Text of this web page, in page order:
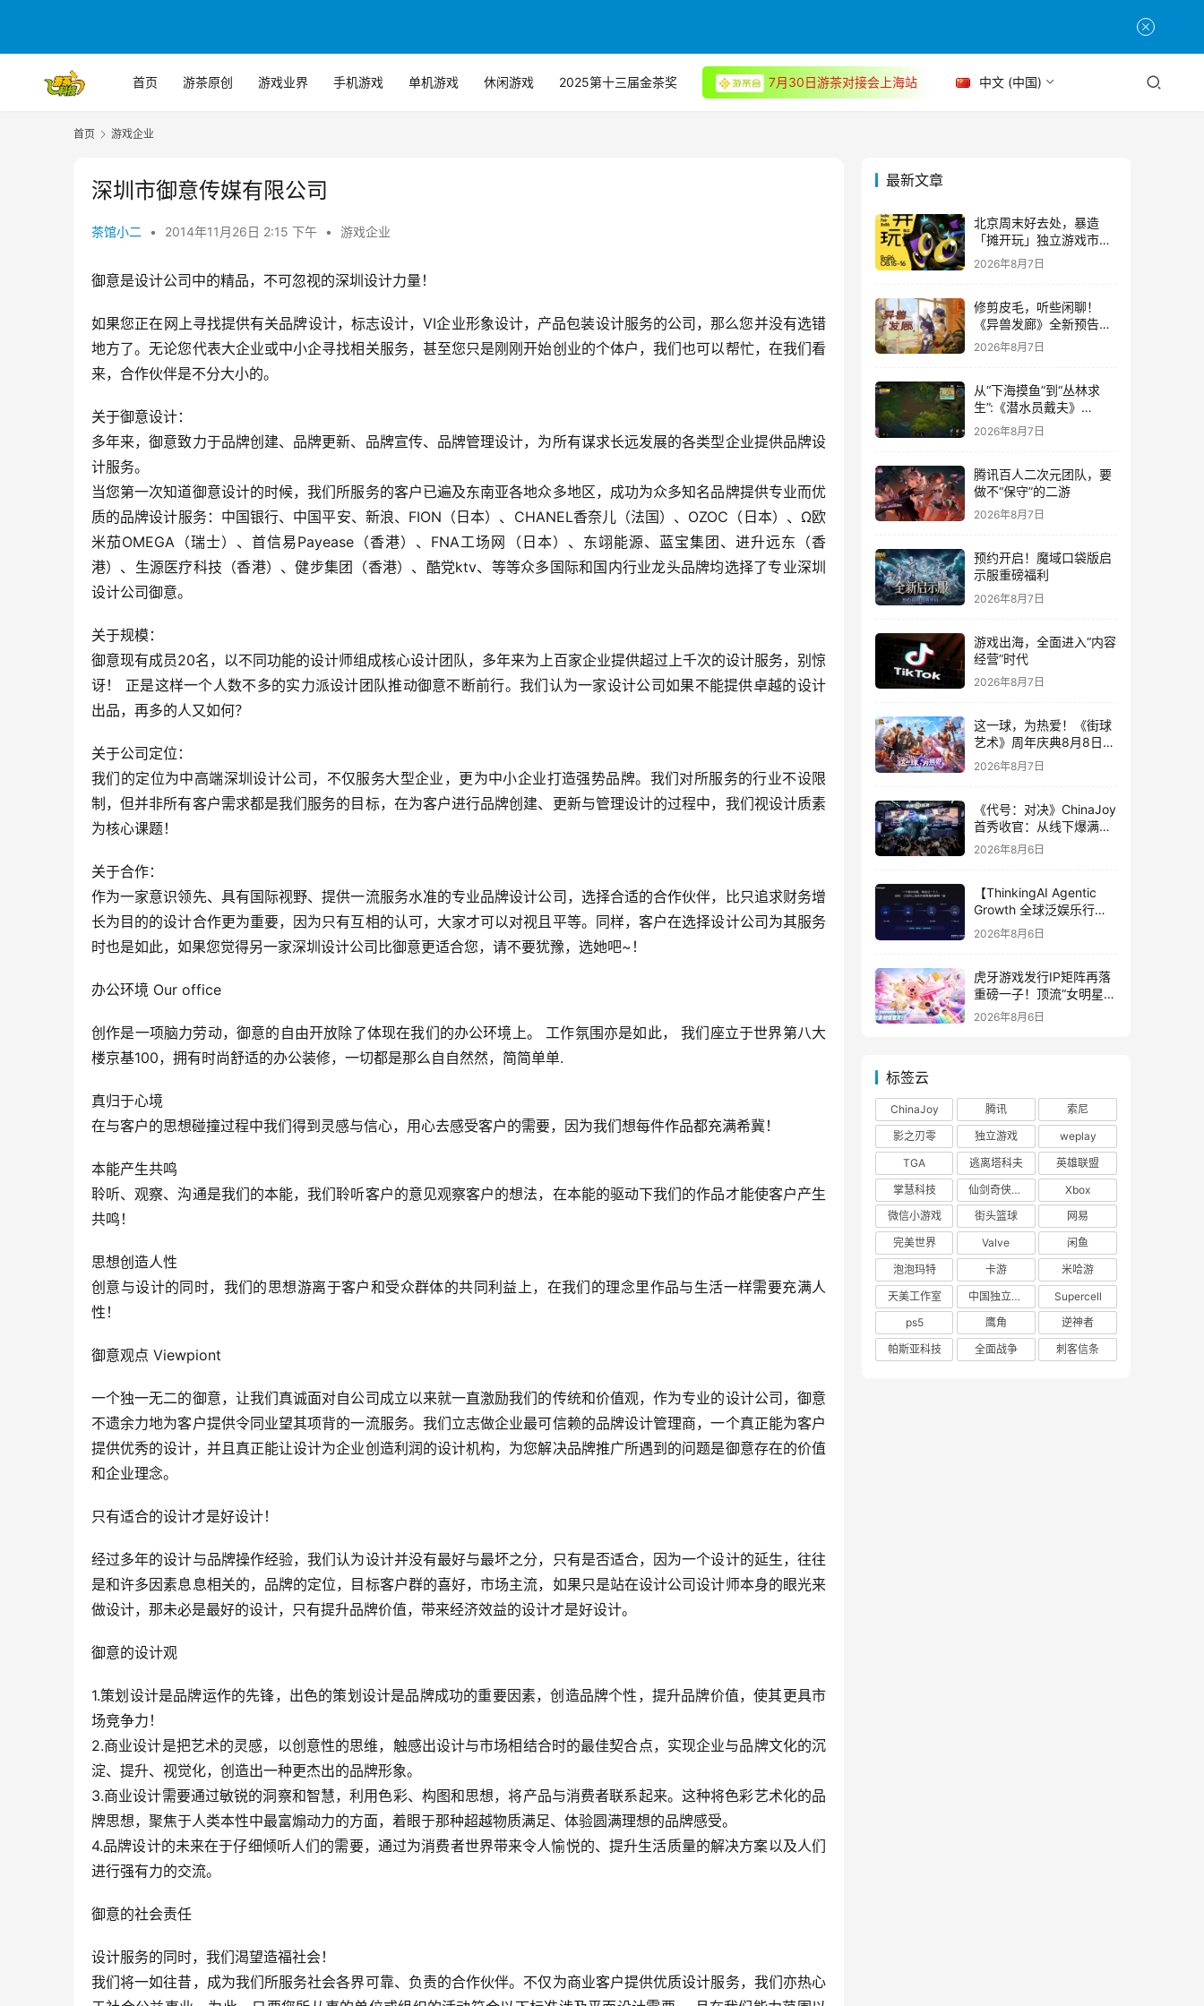
首页 游茶原创 游戏业界 手机游戏 单机游戏 休闲游戏 2025第十三届金茶奖 7月30日游茶对接会上海站 中文 (中国)
首页 游戏企业
深圳市御意传媒有限公司
茶馆小二 • 2014年11月26日 2:15 下午 • 游戏企业
御意是设计公司中的精品，不可忽视的深圳设计力量！
如果您正在网上寻找提供有关品牌设计，标志设计，VI企业形象设计，产品包装设计服务的公司，那么您并没有选错
地方了。无论您代表大企业或中小企寻找相关服务，甚至您只是刚刚开始创业的个体户，我们也可以帮忙，在我们看
来，合作伙伴是不分大小的。
关于御意设计：
多年来，御意致力于品牌创建、品牌更新、品牌宣传、品牌管理设计，为所有谋求长远发展的各类型企业提供品牌设
计服务。
当您第一次知道御意设计的时候，我们所服务的客户已遍及东南亚各地众多地区，成功为众多知名品牌提供专业而优
质的品牌设计服务：中国银行、中国平安、新浪、FION（日本）、CHANEL香奈儿（法国）、OZOC（日本）、Ω欧
米茄OMEGA（瑞士）、首信易Payease（香港）、FNA工场网（日本）、东翊能源、蓝宝集团、进升远东（香
港）、生源医疗科技（香港）、健步集团（香港）、酷党ktv、等等众多国际和国内行业龙头品牌均选择了专业深圳
设计公司御意。
关于规模：
御意现有成员20名，以不同功能的设计师组成核心设计团队，多年来为上百家企业提供超过上千次的设计服务，别惊
讶！ 正是这样一个人数不多的实力派设计团队推动御意不断前行。我们认为一家设计公司如果不能提供卓越的设计
出品，再多的人又如何？
关于公司定位：
我们的定位为中高端深圳设计公司，不仅服务大型企业，更为中小企业打造强势品牌。我们对所服务的行业不设限
制，但并非所有客户需求都是我们服务的目标，在为客户进行品牌创建、更新与管理设计的过程中，我们视设计质素
为核心课题！
关于合作：
作为一家意识领先、具有国际视野、提供一流服务水准的专业品牌设计公司，选择合适的合作伙伴，比只追求财务增
长为目的的设计合作更为重要，因为只有互相的认可，大家才可以对视且平等。同样，客户在选择设计公司为其服务
时也是如此，如果您觉得另一家深圳设计公司比御意更适合您，请不要犹豫，选她吧~！
办公环境 Our office
创作是一项脑力劳动，御意的自由开放除了体现在我们的办公环境上。 工作氛围亦是如此， 我们座立于世界第八大
楼京基100，拥有时尚舒适的办公装修，一切都是那么自自然然，简简单单.
真归于心境
在与客户的思想碰撞过程中我们得到灵感与信心，用心去感受客户的需要，因为我们想每件作品都充满希冀！
本能产生共鸣
聆听、观察、沟通是我们的本能，我们聆听客户的意见观察客户的想法，在本能的驱动下我们的作品才能使客户产生
共鸣！
思想创造人性
创意与设计的同时，我们的思想游离于客户和受众群体的共同利益上，在我们的理念里作品与生活一样需要充满人
性！
御意观点 Viewpiont
一个独一无二的御意，让我们真诚面对自公司成立以来就一直激励我们的传统和价值观，作为专业的设计公司，御意
不遗余力地为客户提供令同业望其项背的一流服务。我们立志做企业最可信赖的品牌设计管理商，一个真正能为客户
提供优秀的设计，并且真正能让设计为企业创造利润的设计机构，为您解决品牌推广所遇到的问题是御意存在的价值
和企业理念。
只有适合的设计才是好设计！
经过多年的设计与品牌操作经验，我们认为设计并没有最好与最坏之分，只有是否适合，因为一个设计的延生，往往
是和许多因素息息相关的，品牌的定位，目标客户群的喜好，市场主流，如果只是站在设计公司设计师本身的眼光来
做设计，那未必是最好的设计，只有提升品牌价值，带来经济效益的设计才是好设计。
御意的设计观
1.策划设计是品牌运作的先锋，出色的策划设计是品牌成功的重要因素，创造品牌个性，提升品牌价值，使其更具市
场竞争力！
2.商业设计是把艺术的灵感，以创意性的思维，触感出设计与市场相结合时的最佳契合点，实现企业与品牌文化的沉
淀、提升、视觉化，创造出一种更杰出的品牌形象。
3.商业设计需要通过敏锐的洞察和智慧，利用色彩、构图和思想，将产品与消费者联系起来。这种将色彩艺术化的品
牌思想，聚焦于人类本性中最富煽动力的方面，着眼于那种超越物质满足、体验圆满理想的品牌感受。
4.品牌设计的未来在于仔细倾听人们的需要，通过为消费者世界带来令人愉悦的、提升生活质量的解决方案以及人们
进行强有力的交流。
御意的社会责任
设计服务的同时，我们渴望造福社会！
我们将一如往昔，成为我们所服务社会各界可靠、负责的合作伙伴。不仅为商业客户提供优质设计服务，我们亦热心
最新文章
北京周末好去处，暴造
「摊开玩」独立游戏市集
正式开票！
2026年8月7日
修剪皮毛，听些闲聊！
《异兽发廊》全新预告与
Steam免费试玩公开
2026年8月7日
从“下海摸鱼”到“丛林求
生”:《潜水员戴夫》
DLC《丛林》移动端定档
8月14日
2026年8月7日
腾讯百人二次元团队，要
做不“保守”的二游
2026年8月7日
预约开启！魔域口袋版启
示服重磅福利
2026年8月7日
游戏出海，全面进入“内容
经营”时代
2026年8月7日
这一球，为热爱！《街球
艺术》周年庆典8月8日正
式上线，多重福利与全新
内容同步开启
2026年8月7日
《代号：对决》ChinaJoy
首秀收官：从线下爆满看
见玩家的真实期待
2026年8月6日
【ThinkingAI Agentic
Growth 全球泛娱乐行业
峰会】Agent 时代，人到
底负责什么
2026年8月6日
虎牙游戏发行IP矩阵再落
重磅一子！顶流“女明星”
ZANMANG LOOPY 正版
2026年8月6日
标签云
ChinaJoy 腾讯
索尼
影之刃零
独立游戏
weplay
TGA
逃离塔科夫
英雄联盟
掌慧科技
仙剑奇侠传四
Xbox
微信小游戏
街头篮球
网易
完美世界
Valve
闲鱼
泡泡玛特
卡游
米哈游
天美工作室
中国独立游戏联盟
Supercell
ps5
鹰角
逆神者
帕斯亚科技
全面战争 刺客信条